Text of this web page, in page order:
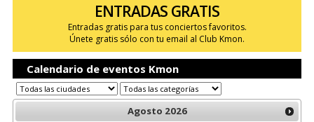
ENTRADAS GRATIS
Entradas gratis para tus conciertos favoritos.
Únete gratis sólo con tu email al Club Kmon.
Calendario de eventos Kmon
Agosto 2026